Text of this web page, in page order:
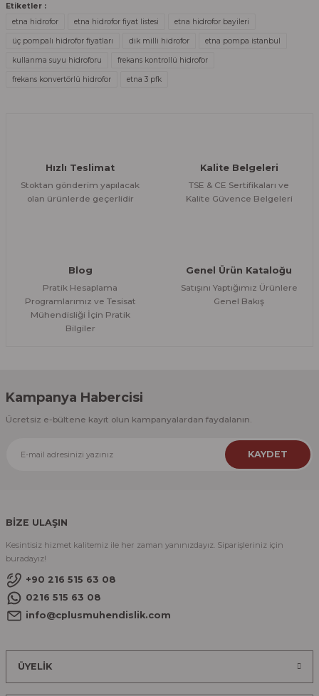
Etiketler :
etna hidrofor
etna hidrofor fiyat listesi etna hidrofor bayileri
üç pompalı hidrofor fiyatları dik milli hidrofor etna pompa istanbul
kullanma suyu hidroforu frekans kontrollü hidrofor
frekans konvertörlü hidrofor etna 3 pfk
Hızlı Teslimat
Stoktan gönderim yapılacak
olan ürünlerde geçerlidir
Kalite Belgeleri
TSE & CE Sertifikaları ve
Kalite Güvence Belgeleri
Blog
Pratik Hesaplama
Programlarımız ve Tesisat
Mühendisliği İçin Pratik
Bilgiler
Genel Ürün Kataloğu
Satışını Yaptığımız Ürünlere
Genel Bakış
Kampanya Habercisi
Ücretsiz e-bültene kayıt olun kampanyalardan faydalanın.
KAYDET
BİZE ULAŞIN
Kesintisiz hizmet kalitemiz ile her zaman yanınızdayız. Siparişleriniz için
buradayız!
+90 216 515 63 08
0216 515 63 08
info@cplusmuhendislik.com
ÜYELİK